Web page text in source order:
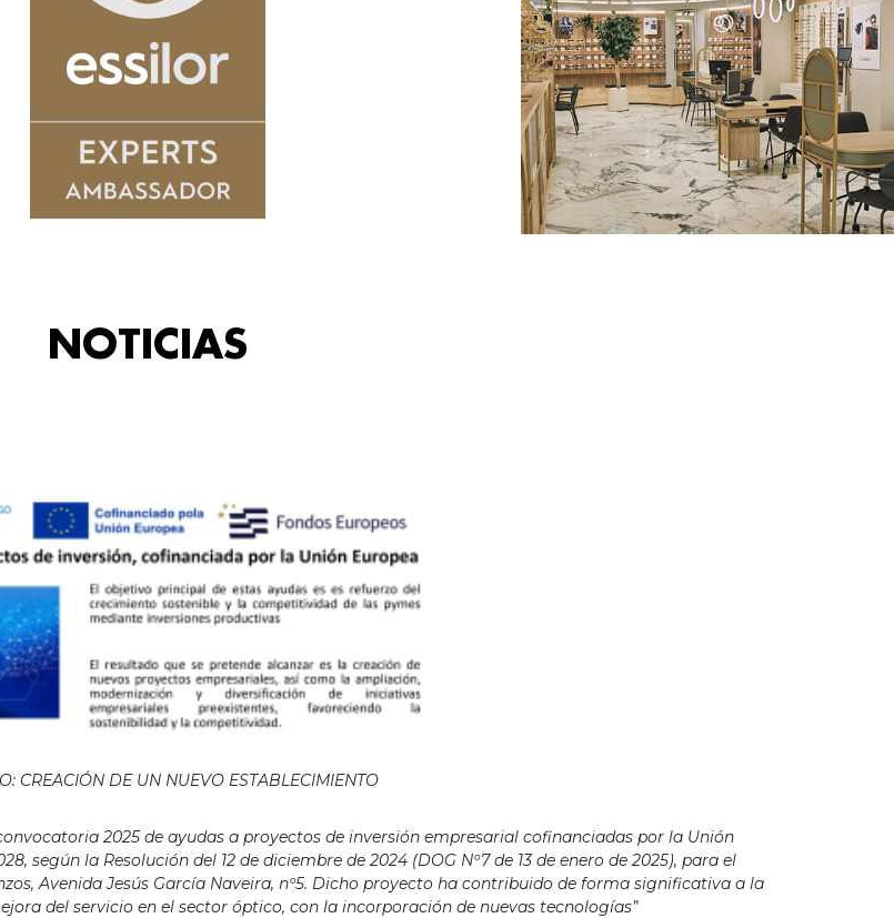
NOTICIAS
CREACIÓN DE UN NUEVO ESTABLECIMIENTO
2025 de ayudas a proyectos de inversión empresarial cofinanciadas por la Unión
según la Resolución del 12 de diciembre de 2024 (DOG Nº7 de 13 de enero de 2025), para el
Avenida Jesús García Naveira, nº5. Dicho proyecto ha contribuido de forma significativa a la
del servicio en el sector óptico, con la incorporación de nuevas tecnologías”